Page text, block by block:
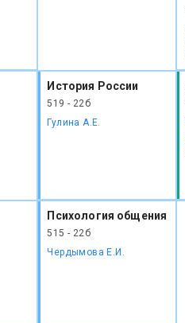
История России
519 - 22б
Гулина А.Е.
Психология общения
515 - 22б
Чердымова Е.И.